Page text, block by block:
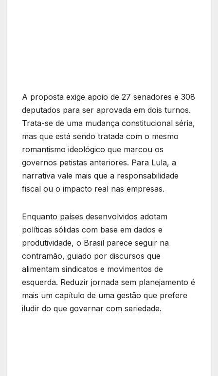
A proposta exige apoio de 27 senadores e 308
deputados para ser aprovada em dois turnos.
Trata-se de uma mudança constitucional séria,
mas que está sendo tratada com o mesmo
romantismo ideológico que marcou os
governos petistas anteriores. Para Lula, a
narrativa vale mais que a responsabilidade
fiscal ou o impacto real nas empresas.
Enquanto países desenvolvidos adotam
políticas sólidas com base em dados e
produtividade, o Brasil parece seguir na
contramão, guiado por discursos que
alimentam sindicatos e movimentos de
esquerda. Reduzir jornada sem planejamento é
mais um capítulo de uma gestão que prefere
iludir do que governar com seriedade.